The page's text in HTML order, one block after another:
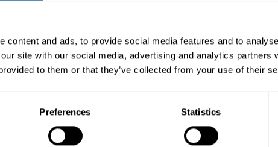
content and ads, to provide social media features and to
site with our social media, advertising and analytics partners
to them or that they’ve collected from your use of their
Preferences Statistics